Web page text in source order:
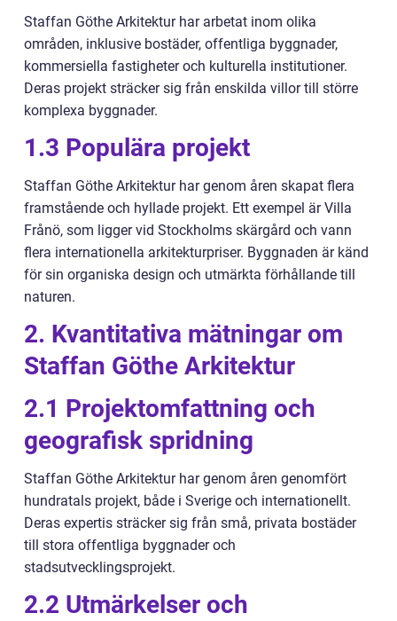
Staffan Göthe Arkitektur har arbetat inom olika
områden, inklusive bostäder, offentliga byggnader,
kommersiella fastigheter och kulturella institutioner.
Deras projekt sträcker sig från enskilda villor till större
komplexa byggnader.
1.3 Populära projekt
Staffan Göthe Arkitektur har genom åren skapat flera
framstående och hyllade projekt. Ett exempel är Villa
Frånö, som ligger vid Stockholms skärgård och vann
flera internationella arkitekturpriser. Byggnaden är känd
för sin organiska design och utmärkta förhållande till
naturen.
2. Kvantitativa mätningar om
Staffan Göthe Arkitektur
2.1 Projektomfattning och
geografisk spridning
Staffan Göthe Arkitektur har genom åren genomfört
hundratals projekt, både i Sverige och internationellt.
Deras expertis sträcker sig från små, privata bostäder
till stora offentliga byggnader och
stadsutvecklingsprojekt.
2.2 Utmärkelser och